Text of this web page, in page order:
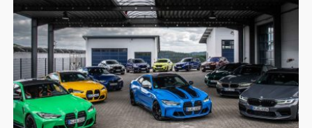
NEWSLETTER
SÍGUENOS